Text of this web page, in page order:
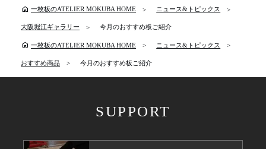
home 一枚板のATELIER MOKUBA HOME ニュース&トピックス
大阪堀江ギャラリー 今月のおすすめ板ご紹介
home 一枚板のATELIER MOKUBA HOME ニュース&トピックス
おすすめ商品 今月のおすすめ板ご紹介
SUPPORT